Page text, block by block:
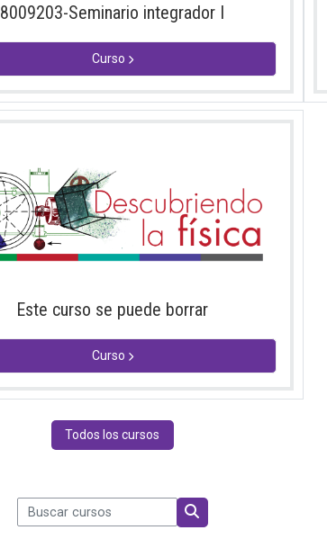
8009203-Seminario integrador I
Curso
Este curso se puede borrar
Curso
Todos los cursos
Buscar cursos
Buscar cursos